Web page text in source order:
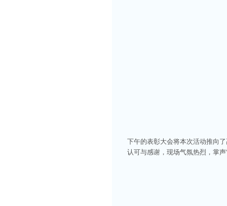
下午的表彰大会将本次活动推向
认可与感谢，现场气氛热烈，掌